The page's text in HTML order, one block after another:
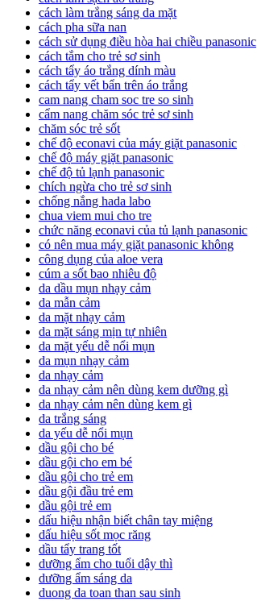
cách làm trắng sáng da mặt
cách pha sữa nan
cách sử dụng điều hòa hai chiều panasonic
cách tắm cho trẻ sơ sinh
cách tẩy áo trắng dính màu
cách tẩy vết bẩn trên áo trắng
cam nang cham soc tre so sinh
cẩm nang chăm sóc trẻ sơ sinh
chăm sóc trẻ sốt
chế độ econavi của máy giặt panasonic
chế độ máy giặt panasonic
chế độ tủ lạnh panasonic
chích ngừa cho trẻ sơ sinh
chống nắng hada labo
chua viem mui cho tre
chức năng econavi của tủ lạnh panasonic
có nên mua máy giặt panasonic không
công dụng của aloe vera
cúm a sốt bao nhiêu độ
da dầu mụn nhạy cảm
da mẫn cảm
da mặt nhạy cảm
da mặt sáng mịn tự nhiên
da mặt yếu dễ nổi mụn
da mụn nhạy cảm
da nhạy cảm
da nhạy cảm nên dùng kem dưỡng gì
da nhạy cảm nên dùng kem gì
da trắng sáng
da yếu dễ nổi mụn
dầu gội cho bé
dầu gội cho em bé
dầu gội cho trẻ em
dầu gội đầu trẻ em
dầu gội trẻ em
dấu hiệu nhận biết chân tay miệng
dấu hiệu sốt mọc răng
dầu tẩy trang tốt
dưỡng ẩm cho tuổi dậy thì
dưỡng ẩm sáng da
duong da toan than sau sinh